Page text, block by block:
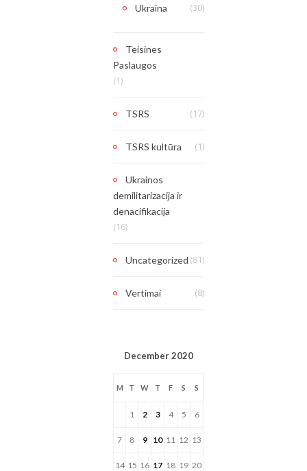
Ukraina (30)
Teisines
Paslaugos
(1)
TSRS (17)
TSRS kultūra (1)
Ukrainos
demilitarizacija ir
denacifikacija
(16)
Uncategorized (81)
Vertimai (8)
December 2020
M T W T F S S
1 2 3 4 5 6
7 8 9 10 11 12 13
14 15 16 17 18 19 20